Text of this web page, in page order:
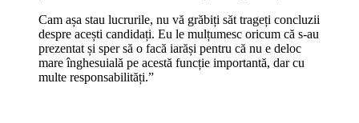
Cam așa stau lucrurile, nu vă grăbiți săt trageți concluzii
despre acești candidați. Eu le mulțumesc oricum că s-au
prezentat și sper să o facă iarăși pentru că nu e deloc
mare înghesuială pe acestă funcție importantă, dar cu
multe responsabilități.”